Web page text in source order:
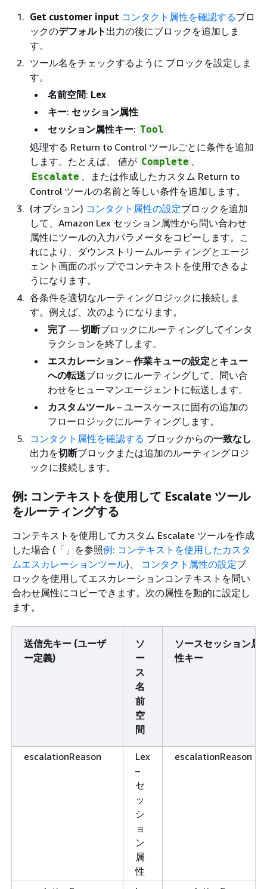
Get customer input コンタクト属性を確認するブロ
ックのデフォルト 出力の後にブロックを追加しま
す。
ツール名をチェックするように ブロックを設定しま
す。
名前空間: Lex
キー: セッション属性
セッション属性キー: Tool
処理する Return to Control ツールごとに条件を追加
します。たとえば、 値が Complete 、
Escalate 、または作成したカスタム Return to
Control ツールの名前と等しい条件を追加します。
(オプション) コンタクト属性の設定ブロックを追加
して、Amazon Lex セッション属性から問い合わせ
属性にツールの入力パラメータをコピーします。こ
れにより、ダウンストリームルーティングとエージ
ェント画面のポップでコンテキストを使用できるよ
うになります。
各条件を適切なルーティングロジックに接続しま
す。例えば、次のようになります。
完了 — 切断ブロックにルーティングしてインタ
ラクションを終了します。
エスカレーション – 作業キューの設定と キュー
への転送ブロックにルーティングして、問い合
わせをヒューマンエージェントに転送します。
カスタムツール– ユースケースに固有の追加の
フローロジックにルーティングします。
コンタクト属性を確認する ブロックからの一致なし
出力を切断ブロックまたは追加のルーティングロジ
ックに接続します。
例: コンテキストを使用して Escalate ツール
をルーティングする
コンテキストを使用してカスタム Escalate ツールを作成
した場合 (「」を参照例: コンテキストを使用したカスタ
ムエスカレーションツール)、 コンタクト属性の設定ブ
ロックを使用してエスカレーションコンテキストを問い
合わせ属性にコピーできます。次の属性を動的に設定し
ます。
送信先キー (ユーザ
ー定義)
ソ
ー
ス
名
前
空
間
ソースセッション属
性キー
escalationReason
Lex
–
セ
ッ
シ
ョ
ン
属
性
escalationReason